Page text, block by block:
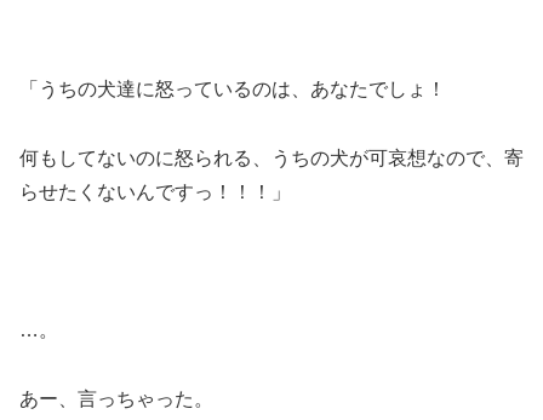
「うちの犬達に怒っているのは、あなたでしょ！
何もしてないのに怒られる、うちの犬が可哀想なので、寄
らせたくないんですっ！！！」
…。
あー、言っちゃった。